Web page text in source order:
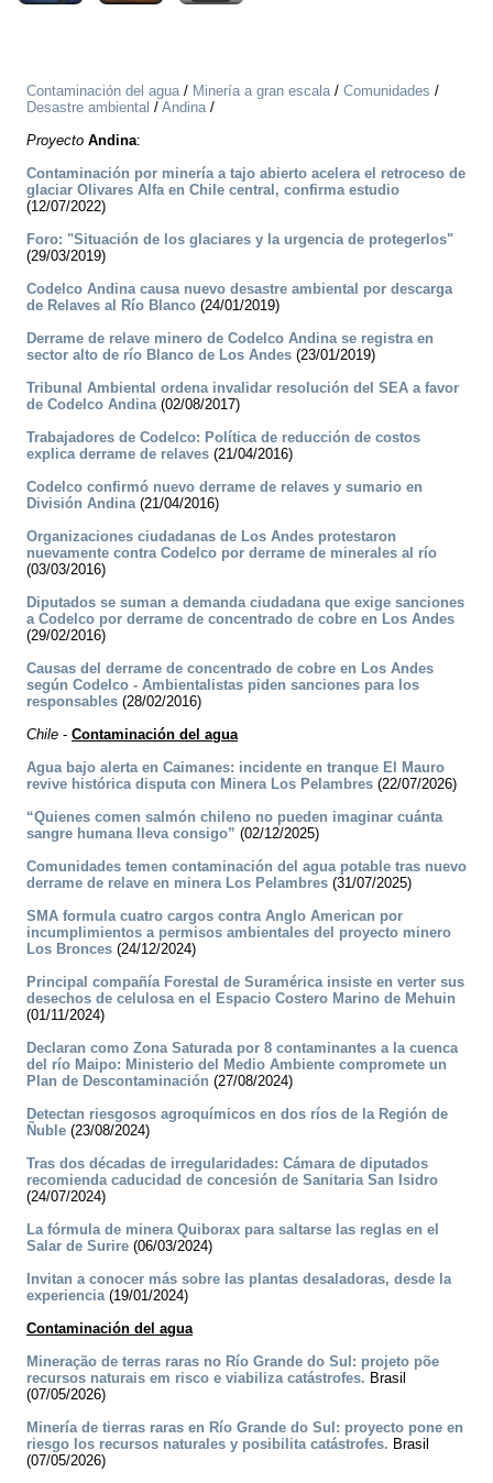
Contaminación del agua/ Minería a gran escala/ Comunidades /
Desastre ambiental / Andina/
Proyecto Andina:
Contaminación por minería a tajo abierto acelera el retroceso de
glaciar Olivares Alfa en Chile central, confirma estudio
(12/07/2022)
Foro: "Situación de los glaciares y la urgencia de protegerlos"
(29/03/2019)
Codelco Andina causa nuevo desastre ambiental por descarga
de Relaves al Río Blanco (24/01/2019)
Derrame de relave minero de Codelco Andina se registra en
sector alto de río Blanco de Los Andes (23/01/2019)
Tribunal Ambiental ordena invalidar resolución del SEA a favor
de Codelco Andina(02/08/2017)
Trabajadores de Codelco: Política de reducción de costos
explica derrame de relaves (21/04/2016)
Codelco confirmó nuevo derrame de relaves y sumario en
División Andina(21/04/2016)
Organizaciones ciudadanas de Los Andes protestaron
nuevamente contra Codelco por derrame de minerales al río
(03/03/2016)
Diputados se suman a demanda ciudadana que exige sanciones
a Codelco por derrame de concentrado de cobre en Los Andes
(29/02/2016)
Causas del derrame de concentrado de cobre en Los Andes
según Codelco - Ambientalistas piden sanciones para los
responsables (28/02/2016)
Chile - Contaminación del agua
Agua bajo alerta en Caimanes: incidente en tranque El Mauro
revive histórica disputa con Minera Los Pelambres (22/07/2026)
“Quienes comen salmón chileno no pueden imaginar cuánta
sangre humana lleva consigo” (02/12/2025)
Comunidades temen contaminación del agua potable tras nuevo
derrame de relave en minera Los Pelambres (31/07/2025)
SMA formula cuatro cargos contra Anglo American por
incumplimientos a permisos ambientales del proyecto minero
Los Bronces (24/12/2024)
Principal compañía Forestal de Suramérica insiste en verter sus
desechos de celulosa en el Espacio Costero Marino de Mehuin
(01/11/2024)
Declaran como Zona Saturada por 8 contaminantes a la cuenca
del río Maipo: Ministerio del Medio Ambiente compromete un
Plan de Descontaminación (27/08/2024)
Detectan riesgosos agroquímicos en dos ríos de la Región de
Ñuble (23/08/2024)
Tras dos décadas de irregularidades: Cámara de diputados
recomienda caducidad de concesión de Sanitaria San Isidro
(24/07/2024)
La fórmula de minera Quiborax para saltarse las reglas en el
Salar de Surire (06/03/2024)
Invitan a conocer más sobre las plantas desaladoras, desde la
experiencia(19/01/2024)
Contaminación del agua
Mineração de terras raras no Río Grande do Sul: projeto põe
recursos naturais em risco e viabiliza catástrofes. Brasil
(07/05/2026)
Minería de tierras raras en Río Grande do Sul: proyecto pone en
riesgo los recursos naturales y posibilita catástrofes. Brasil
(07/05/2026)